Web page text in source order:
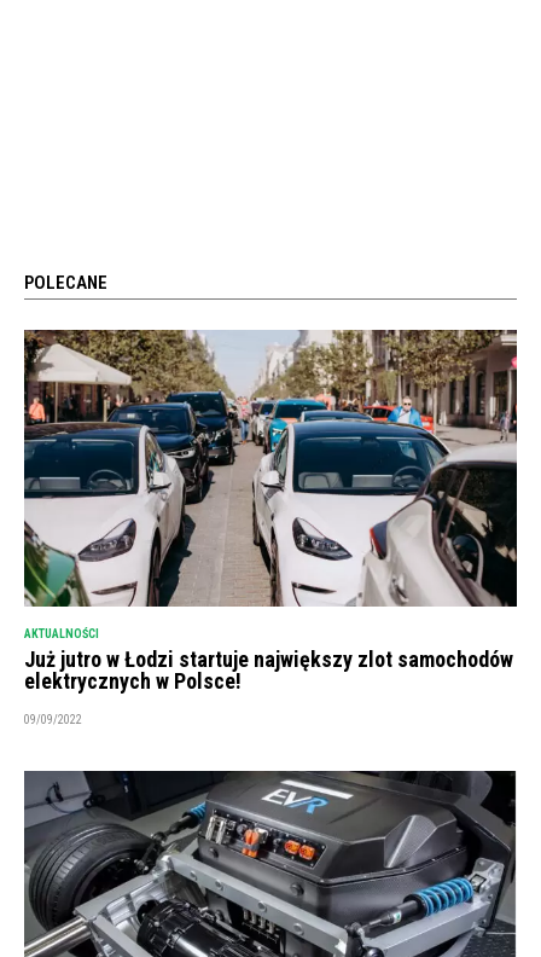
POLECANE
AKTUALNOŚCI
Już jutro w Łodzi startuje największy zlot samochodów
elektrycznych w Polsce!
09/09/2022